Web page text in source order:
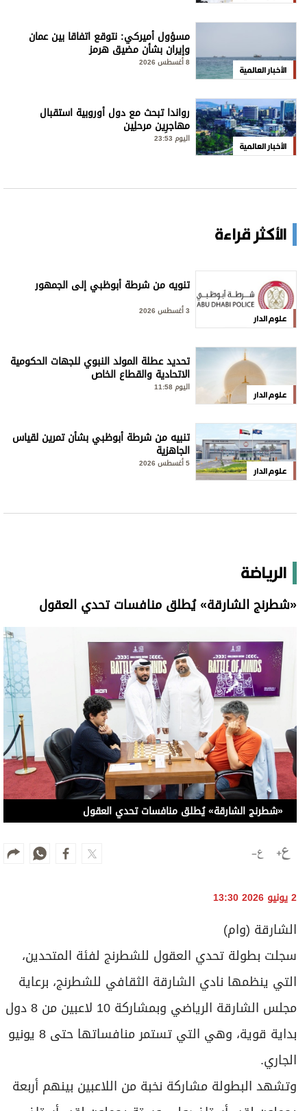
الأخبار العالمية
مسؤول أميركي: نتوقع اتفاقا بين عمان
وإيران بشأن مضيق هرمز
8 أغسطس 2026
الأخبار العالمية
رواندا تبحث مع دول أوروبية استقبال
مهاجرِين مرحلِين
اليوم 23:53
الأكثر قراءة
علوم الدار
تنويه من شرطة أبوظبي إلى الجمهور
علوم الدار
تحديد عطلة المولد النبوي للجهات الحكومية
الاتحادية والقطاع الخاص
اليوم 11:58
علوم الدار
تنبيه من شرطة أبوظبي بشأن تمرين لقياس
الجاهزية
5 أغسطس 2026
الرياضة
«شطرنج الشارقة» يُطلق منافسات تحدي العقول
«شطرنج الشارقة» يُطلق منافسات تحدي العقول
2 يونيو 2026 13:30
الشارقة (وام)
سجلت بطولة تحدي العقول للشطرنج لفئة المتحدين،
التي ينظمها نادي الشارقة الثقافي للشطرنج، برعاية
مجلس الشارقة الرياضي وبمشاركة 10 لاعبين من 8 دول
بداية قوية، وهي التي تستمر منافساتها حتى 8 يونيو
الجاري.
وتشهد البطولة مشاركة نخبة من اللاعبين بينهم أربعة